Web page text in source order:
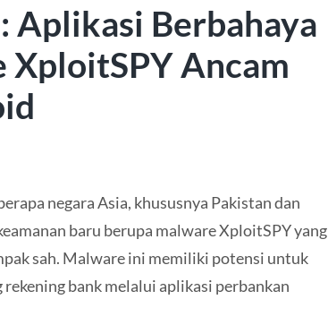
Aplikasi Berbahaya
XploitSPY Ancam
negara Asia, khususnya Pakistan dan
baru berupa malware XploitSPY yang
sah. Malware ini memiliki potensi untuk
bank melalui aplikasi perbankan